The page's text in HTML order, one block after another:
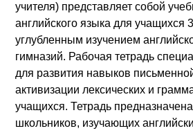
учителя) представляет собой
английского языка для учащихся
углубленным изучением
гимназий. Рабочая тетрадь
для развития навыков
активизации лексических и
учащихся. Тетрадь
школьников, изучающих